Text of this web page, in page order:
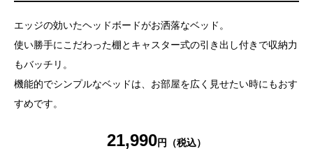
エッジの効いたヘッドボードがお洒落なベッド。
使い勝手にこだわった棚とキャスター式の引き出し付きで収納力
もバッチリ。
機能的でシンプルなベッドは、お部屋を広く見せたい時にもおす
すめです。
21,990